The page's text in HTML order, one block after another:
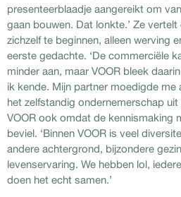
presenteerblaadje aangereikt om
gaan bouwen. Dat lonkte.’ Ze
zichzelf te beginnen, alleen werving
eerste gedachte. ‘De commerciële
minder aan, maar VOOR bleek
ik kende. Mijn partner moedigde me
het zelfstandig ondernemerschap uit
VOOR ook omdat de kennismaking
beviel. ‘Binnen VOOR is veel
andere achtergrond, bijzondere
levenservaring. We hebben lol,
doen het echt samen.’